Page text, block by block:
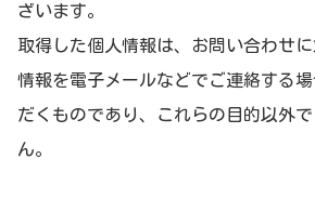
ざいます。
取得した個人情報は、お問い合わせ
情報を電子メールなどでご連絡する
だくものであり、これらの目的以外
ん。